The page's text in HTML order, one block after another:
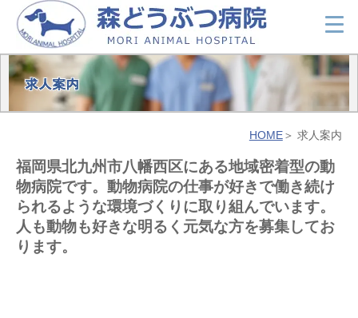
HOME 求人案内
福岡県北九州市八幡西区にある地域密着型の動
物病院です。動物病院の仕事が好きで働き続け
られるような環境づくりに取り組んでいます。
人も動物も好きな明るく元気な方を募集してお
ります。